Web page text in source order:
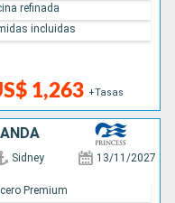
1,263 +Tasas
refinada
incluidas
Sidney 13/11/2027
Premium